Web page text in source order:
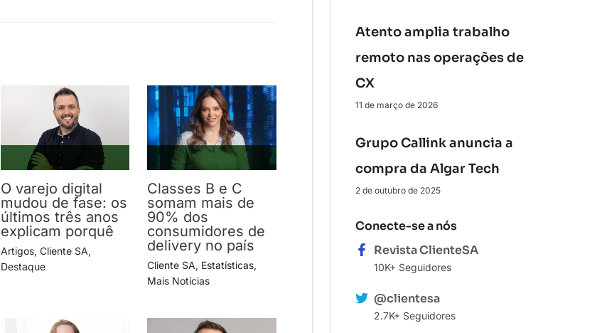
O varejo digital
mudou de fase: os
últimos três anos
explicam porquê
Artigos, Cliente SA,
Destaque
Classes B e C
somam mais de
90% dos
consumidores de
delivery no país
Cliente SA, Estatísticas,
Mais Notícias
Atento amplia trabalho
remoto nas operações de
CX
11 de março de 2026
Grupo Callink anuncia a
compra da Algar Tech
2 de outubro de 2025
Conecte-se a nós
Revista ClienteSA
10K+ Seguidores
@clientesa
2.7K+ Seguidores